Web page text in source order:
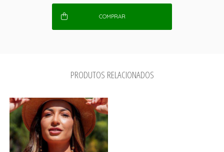
COMPRAR
PRODUTOS RELACIONADOS